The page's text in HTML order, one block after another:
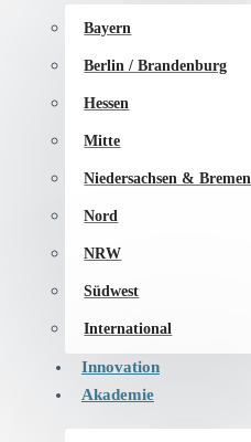
Bayern
Berlin / Brandenburg
Hessen
Mitte
Niedersachsen & Bremen
Nord
NRW
Südwest
International
Innovation
Akademie